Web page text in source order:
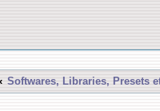
Softwares, Libraries, Presets